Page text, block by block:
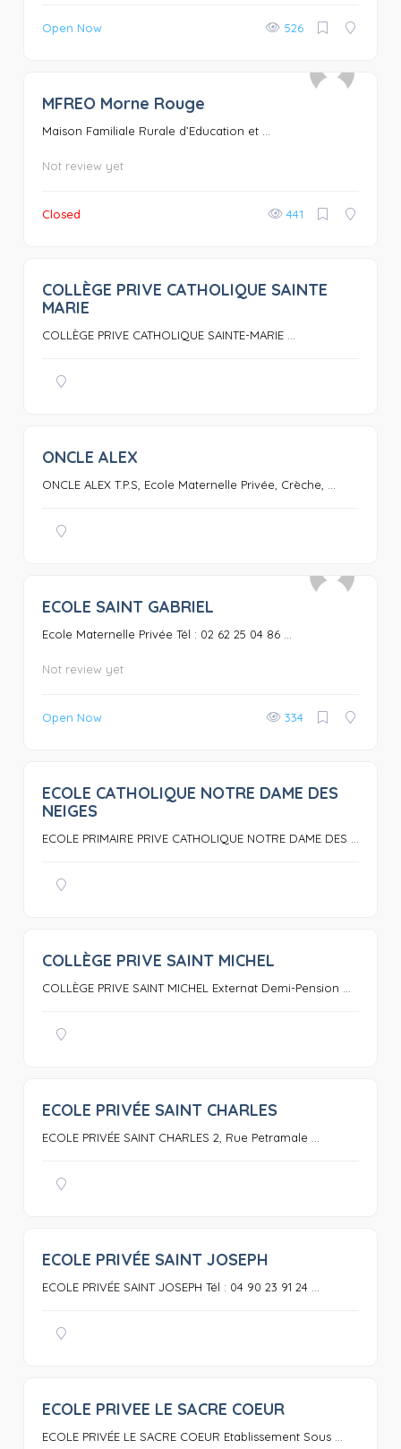
Open Now 526
MFREO Morne Rouge
Maison Familiale Rurale d’Education et ...
Not review yet
Closed 441
0
COLLÈGE PRIVE CATHOLIQUE SAINTE
MARIE
COLLÈGE PRIVE CATHOLIQUE SAINTE-MARIE ...
ONCLE ALEX
ONCLE ALEX T.P.S, Ecole Maternelle Privée, Crèche, ...
ECOLE SAINT GABRIEL
Ecole Maternelle Privée Tél : 02 62 25 04 86 ...
Not review yet
Open Now 334
0
ECOLE CATHOLIQUE NOTRE DAME DES
NEIGES
ECOLE PRIMAIRE PRIVE CATHOLIQUE NOTRE DAME DES ...
COLLÈGE PRIVE SAINT MICHEL
COLLÈGE PRIVE SAINT MICHEL Externat Demi-Pension ...
ECOLE PRIVÉE SAINT CHARLES
ECOLE PRIVÉE SAINT CHARLES 2, Rue Petramale ...
ECOLE PRIVÉE SAINT JOSEPH
ECOLE PRIVÉE SAINT JOSEPH Tél : 04 90 23 91 24 ...
ECOLE PRIVEE LE SACRE COEUR
ECOLE PRIVÉE LE SACRE COEUR Etablissement Sous ...